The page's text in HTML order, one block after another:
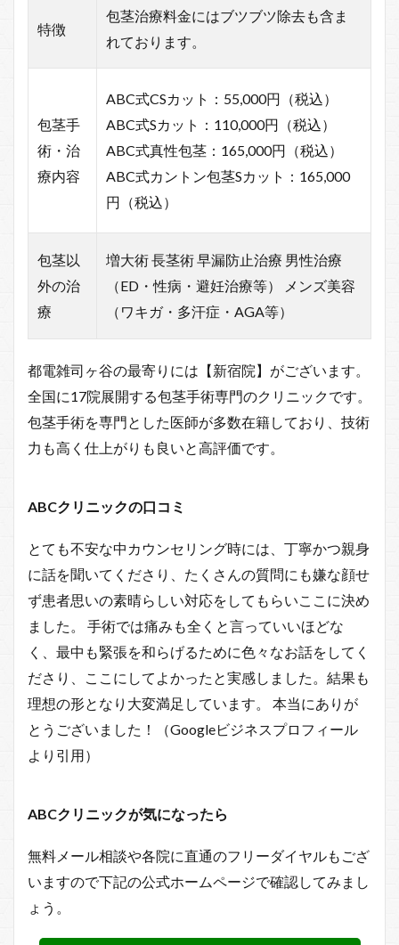
特徴
包茎治療料金にはブツブツ除去も含ま
れております。
包茎手
術・治
療内容
ABC式CSカット：55,000円（税込）
ABC式Sカット：110,000円（税込）
ABC式真性包茎：165,000円（税込）
ABC式カントン包茎Sカット：165,000
円（税込）
包茎以
外の治
療
増大術 長茎術 早漏防止治療 男性治療
（ED・性病・避妊治療等） メンズ美容
（ワキガ・多汗症・AGA等）
都電雑司ヶ谷の最寄りには【新宿院】がございます。
全国に17院展開する包茎手術専門のクリニックです。
包茎手術を専門とした医師が多数在籍しており、技術
力も高く仕上がりも良いと高評価です。
ABCクリニックの口コミ
とても不安な中カウンセリング時には、丁寧かつ親身
に話を聞いてくださり、たくさんの質問にも嫌な顔せ
ず患者思いの素晴らしい対応をしてもらいここに決め
ました。 手術では痛みも全くと言っていいほどな
く、最中も緊張を和らげるために色々なお話をしてく
ださり、ここにしてよかったと実感しました。結果も
理想の形となり大変満足しています。 本当にありが
とうございました！（Googleビジネスプロフィール
より引用）
ABCクリニックが気になったら
無料メール相談や各院に直通のフリーダイヤルもござ
いますので下記の公式ホームページで確認してみまし
ょう。